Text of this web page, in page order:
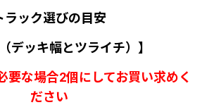
ラック選びの目安
デッキ幅とツライチ）】
な場合2個にしてお買い求めく
ださい